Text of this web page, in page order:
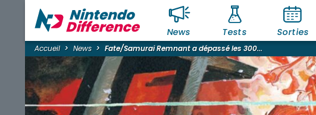
News Tests Sorties
Accueil News Fate/Samurai Remnant a dépassé les 300...